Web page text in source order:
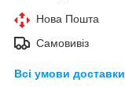
Нова Пошта
Самовивіз
Всі умови доставки